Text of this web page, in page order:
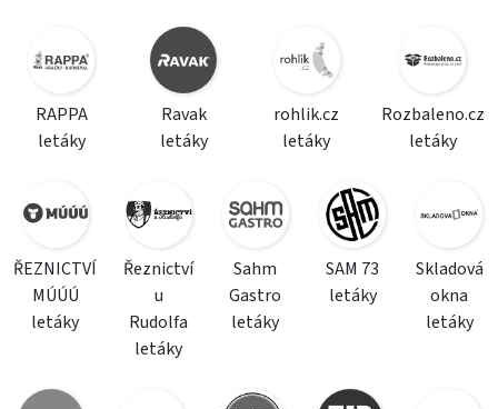
RAPPA
letáky
Ravak
letáky
rohlik.cz
letáky
Rozbaleno.cz
letáky
ŘEZNICTVÍ
MÚÚÚ
letáky
Řeznictví
u
Rudolfa
letáky
Sahm
Gastro
letáky
SAM 73
letáky
Skladová
okna
letáky